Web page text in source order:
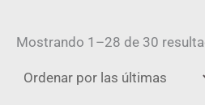
Mostrando 1–28 de 30